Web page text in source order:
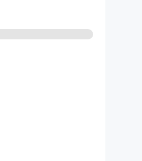
ン